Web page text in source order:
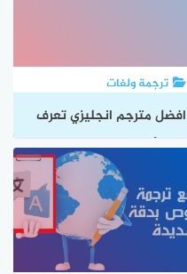
ترجمة ولغات
افضل مترجم انجليزي تعرف
على أهم مواقع ترجمة لغة